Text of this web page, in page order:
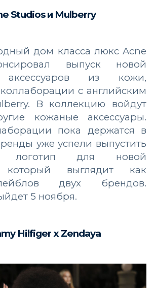
Studios и Mulberry
дом класса люкс Acne
выпуск новой
аксессуаров из кожи,
с английским
В коллекцию войдут
кожаные аксессуары.
пока держатся в
уже успели выпустить
логотип для новой
который выглядит как
двух брендов.
5 ноября.
Hilfiger x Zendaya